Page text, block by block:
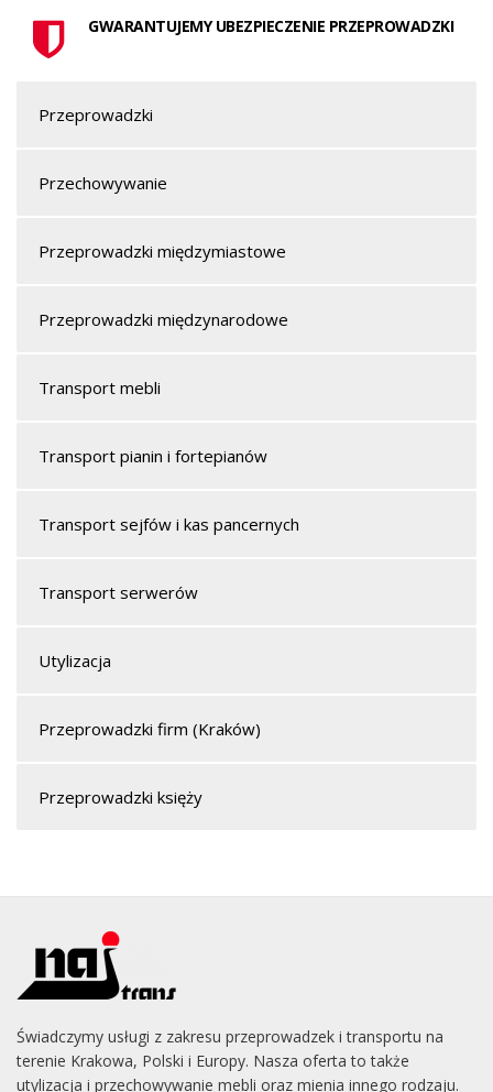
GWARANTUJEMY UBEZPIECZENIE PRZEPROWADZKI
Przeprowadzki
Przechowywanie
Przeprowadzki międzymiastowe
Przeprowadzki międzynarodowe
Transport mebli
Transport pianin i fortepianów
Transport sejfów i kas pancernych
Transport serwerów
Utylizacja
Przeprowadzki firm (Kraków)
Przeprowadzki księży
Świadczymy usługi z zakresu przeprowadzek i transportu na
terenie Krakowa, Polski i Europy. Nasza oferta to także
utylizacja i przechowywanie mebli oraz mienia innego rodzaju.